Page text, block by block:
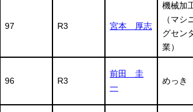
97 R3 宮本 厚志
機械加工
（マシ
グセン
業）
96 R3
前田 圭
一
めっき